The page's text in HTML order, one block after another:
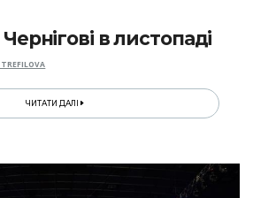
в листопаді
ЧИТАТИ ДАЛІ